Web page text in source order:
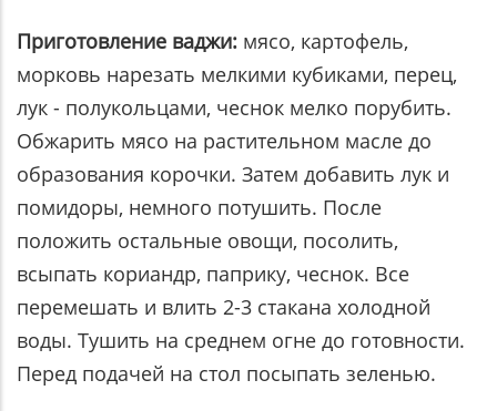
Приготовление ваджи: мясо, картофель,
морковь нарезать мелкими кубиками, перец,
лук - полукольцами, чеснок мелко порубить.
Обжарить мясо на растительном масле до
образования корочки. Затем добавить лук и
помидоры, немного потушить. После
положить остальные овощи, посолить,
всыпать кориандр, паприку, чеснок. Все
перемешать и влить 2-3 стакана холодной
воды. Тушить на среднем огне до готовности.
Перед подачей на стол посыпать зеленью.